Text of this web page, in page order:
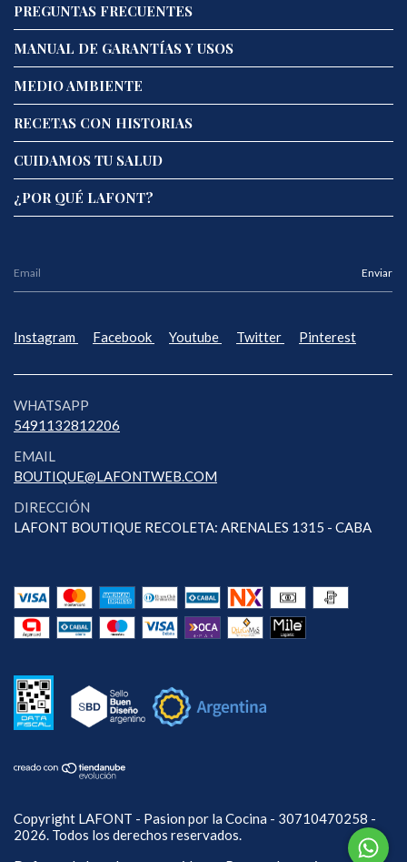
PREGUNTAS FRECUENTES
MANUAL DE GARANTÍAS Y USOS
MEDIO AMBIENTE
RECETAS CON HISTORIAS
CUIDAMOS TU SALUD
¿POR QUÉ LAFONT?
Instagram Facebook Youtube Twitter Pinterest
WHATSAPP
5491132812206
EMAIL
BOUTIQUE@LAFONTWEB.COM
DIRECCIÓN
LAFONT BOUTIQUE RECOLETA: ARENALES 1315 - CABA
Copyright LAFONT - Pasion por la Cocina - 30710470258 -
2026. Todos los derechos reservados.